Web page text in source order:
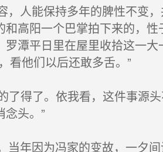
人能保持多年的脾性不变
高阳一个巴掌拍下来的，性
潭平日里在屋里收拾这一大
看他们以后还敢多舌。”
了得了。依我看，这件事源
头。”
年因为冯家的变故，一夕